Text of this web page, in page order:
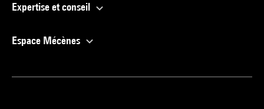
Expertise et conseil
Espace Mécènes